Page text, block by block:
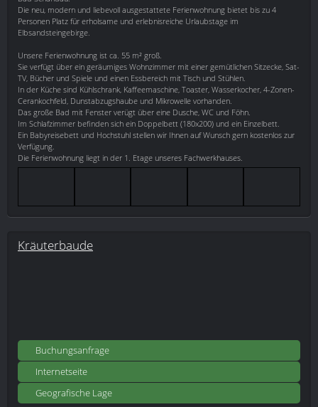
Die neu, modern und liebevoll ausgestattete Ferienwohnung bietet bis zu 4
Personen Platz für erholsame und erlebnisreiche Urlaubstage im
Elbsandsteingebirge.
Unsere Ferienwohnung ist ca. 55 m² groß.
Sie verfügt über ein geräumiges Wohnzimmer mit einer gemütlichen Sitzecke, Sat-
TV, Bücher und Spiele und einen Essbereich mit Tisch und Stühlen.
In der Küche sind Kühlschrank, Kaffeemaschine, Toaster, Wasserkocher, 4-Zonen-
Cerankochfeld, Dunstabzugshaube und Mikrowelle vorhanden.
Das große Bad mit Fenster verügt über eine Dusche, WC und Föhn.
Im Schlafzimmer befinden sich ein Doppelbett (180x200) und ein Einzelbett.
Ein Babyreisebett und Hochstuhl stellen wir Ihnen auf Wunsch gern kostenlos zur
Verfügung.
Die Ferienwohnung liegt in der 1. Etage unseres Fachwerkhauses.
Kräuterbaude
Buchungsanfrage
Internetseite
Geografische Lage